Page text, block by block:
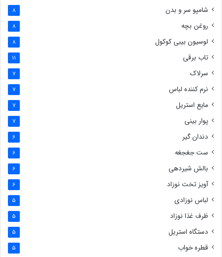
شامپو سر و بدن 8
روغن بچه 8
لوسیون بیبی کوکول 8
تاب برقی 11
سرلاک 7
نرم کننده لباس 7
مایع استریل 7
پوار بینی 7
دندان گیر 6
ست جغجغه 6
بالش شیردهی 6
آویز تخت نوزاد 6
لباس نوزادی 5
ظرف غذا نوزاد 5
دستگاه استریل 5
قطره خواب 5